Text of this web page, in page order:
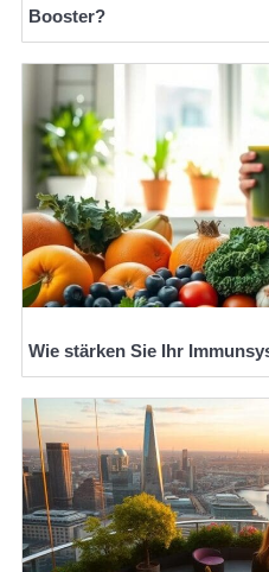
Booster?
Wie stärken Sie Ihr